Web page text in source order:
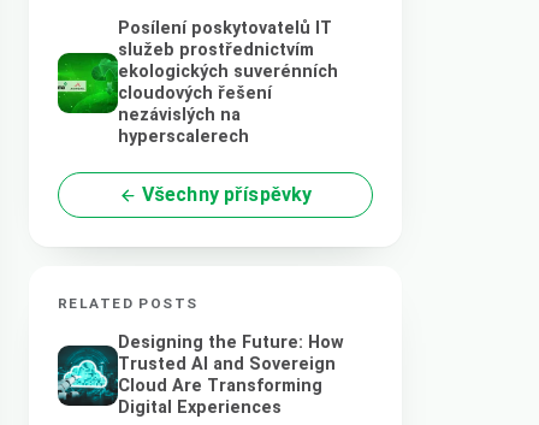
Posílení poskytovatelů IT
služeb prostřednictvím
ekologických suverénních
cloudových řešení
nezávislých na
hyperscalerech
Všechny příspěvky
RELATED POSTS
Designing the Future: How
Trusted AI and Sovereign
Cloud Are Transforming
Digital Experiences